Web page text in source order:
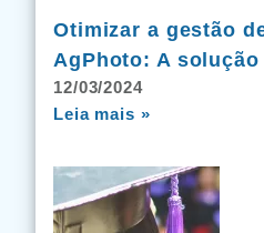
Otimizar a gestão
AgPhoto: A
12/03/2024
Leia mais »